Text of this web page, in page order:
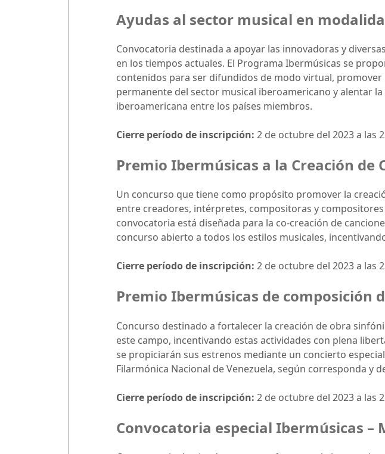
Ayudas al sector musical en
Convocatoria destinada a apoyar las innovadoras y
en los tiempos actuales. El Programa Ibermúsicas se
contenidos para ser difundidos de modo virtual,
permanente del sector musical iberoamericano y alentar
iberoamericana entre los países miembros.
Cierre período de inscripción: 2 de octubre del 2023 a las
Premio Ibermúsicas a la Creación de
Un concurso que tiene como propósito promover la
entre creadores, intérpretes, compositoras y
convocatoria está diseñada para la co-creación de
concurso abierto a todos los estilos musicales,
Cierre período de inscripción: 2 de octubre del 2023 a las
Premio Ibermúsicas de composición
Concurso destinado a fortalecer la creación de obra
este campo, incentivando estas actividades con plena
se propiciarán sus estrenos mediante un concierto
Filarmónica Nacional de Venezuela, según corresponda y
Cierre período de inscripción: 2 de octubre del 2023 a las
Convocatoria especial Ibermúsicas –